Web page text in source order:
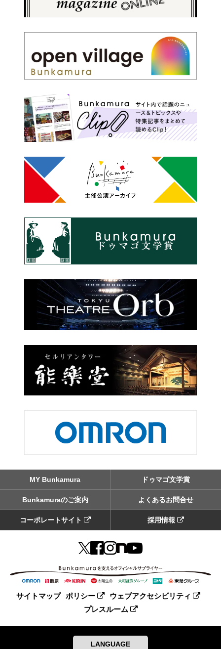
MY Bunkamura ドゥマゴ文学賞
Bunkamuraのご案内 よくあるお問合せ
コーポレートサイト 採用情報
サイトマップ ポリシー
ウェブアクセシビリティ
プレスルーム
LANGUAGE